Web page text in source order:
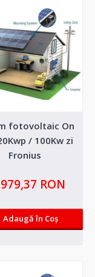
fotovoltaice de înaltă
fotovoltaic On
/ 100Kw zi
Fronius
RON
în Coş